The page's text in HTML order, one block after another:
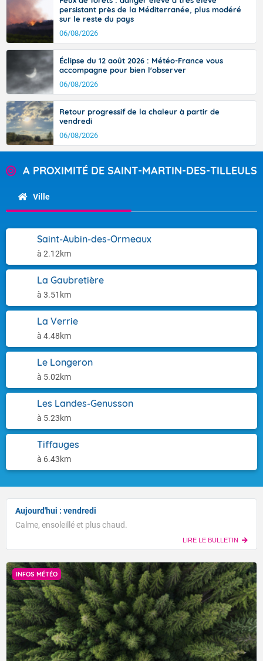
persistant près de la Méditerranée, plus modéré
sur le reste du pays
06/08/2026
Éclipse du 12 août 2026 : Météo-France vous
accompagne pour bien l'observer
06/08/2026
Retour progressif de la chaleur à partir de
vendredi
06/08/2026
A PROXIMITÉ DE SAINT-MARTIN-DES-TILLEULS
Ville
Saint-Aubin-des-Ormeaux
à 2.12km
La Gaubretière
à 3.51km
La Verrie
à 4.48km
Le Longeron
à 5.02km
Les Landes-Genusson
à 5.23km
Tiffauges
à 6.43km
Aujourd'hui : vendredi
Calme, ensoleillé et plus chaud.
LIRE LE BULLETIN
INFOS MÉTÉO